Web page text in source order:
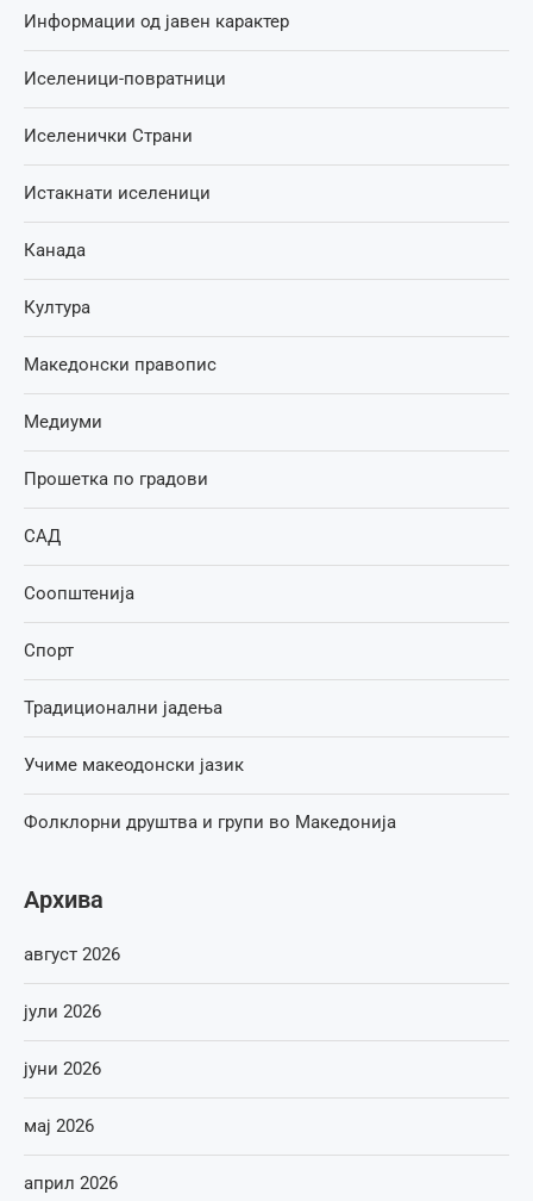
Информации од јавен карактер
Иселеници-повратници
Иселенички Страни
Истакнати иселеници
Канада
Култура
Македонски правопис
Медиуми
Прошетка по градови
САД
Соопштенија
Спорт
Традиционални јадења
Учиме макеодонски јазик
Фолклорни друштва и групи во Македонија
Архива
август 2026
јули 2026
јуни 2026
мај 2026
април 2026